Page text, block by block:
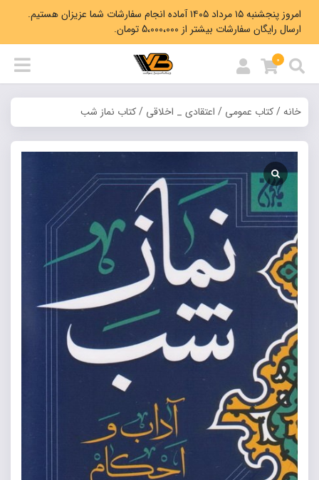
امروز پنجشنبه ۱۵ مرداد ۱۴۰۵ آماده انجام سفارشات شما عزیزان هستیم.
ارسال رایگان سفارشات بیشتر از 5،000،000 تومان.
0
خانه/کتاب عمومی / اعتقادی _ اخلاقی / کتاب نماز شب